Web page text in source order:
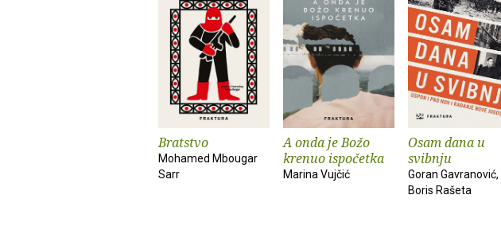
Bratstvo
Mohamed Mbougar
Sarr
A onda je Božo
krenuo ispočetka
Marina Vujčić
Osam dana u
svibnju
Goran Gavranović,
Boris Rašeta